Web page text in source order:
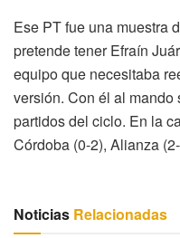
Ese PT fue una muestra
pretende tener Efraín
equipo que necesitaba
versión. Con él al
partidos del ciclo. En la
Córdoba (0-2), Alianza
Noticias Relacionadas